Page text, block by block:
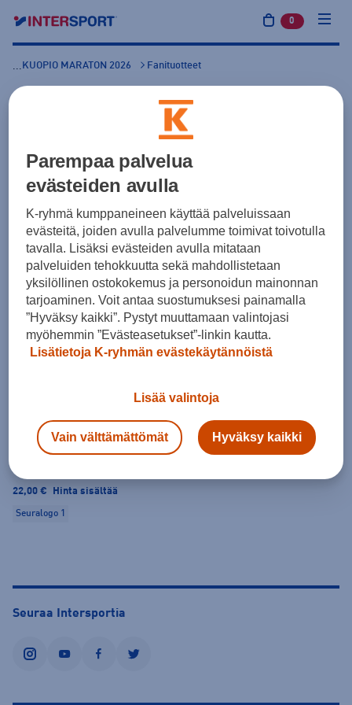
0 tuotetta
... KUOPIO MARATON 2026 Fanituotteet
KUOPIO MARATON 2026 -
MIESTEN PAIDAT
SEURAA PALVELEVA KAUPPA
Intersport Kuopio
Kuopio
Katso kaupan tiedot
MIESTEN PAIDATNAISTEN PAIDAT
Squad Jersey Solid S/S M
Seuralogo 1
22,00 € Hinta sisältää
Seuralogo 1
Seuraa Intersportia
instagramyoutubefacebooktwitter
Parempaa palvelua
evästeiden avulla
K-ryhmä kumppaneineen käyttää palveluissaan
evästeitä, joiden avulla palvelumme toimivat toivotulla
tavalla. Lisäksi evästeiden avulla mitataan
palveluiden tehokkuutta sekä mahdollistetaan
yksilöllinen ostokokemus ja personoidun mainonnan
tarjoaminen. Voit antaa suostumuksesi painamalla
”Hyväksy kaikki”. Pystyt muuttamaan valintojasi
myöhemmin ”Evästeasetukset”-linkin kautta.
Lisätietoja K-ryhmän evästekäytännöistä
Lisää valintoja
Vain välttämättömät Hyväksy kaikki